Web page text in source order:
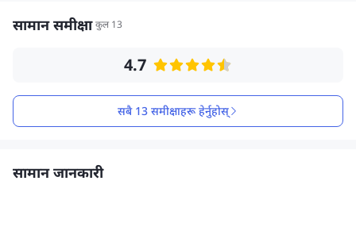
सामान समीक्षा कुल 13
4.7
सबै 13 समीक्षाहरू हेर्नुहोस्
सामान जानकारी